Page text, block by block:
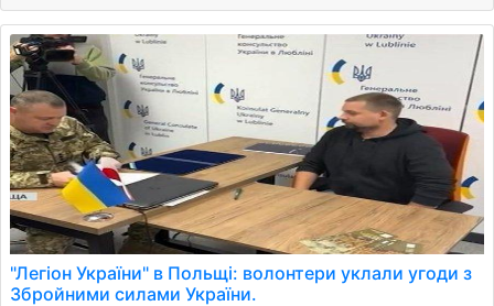
"Легіон України" в Польщі: волонтери уклали угоди з
Збройними силами України.